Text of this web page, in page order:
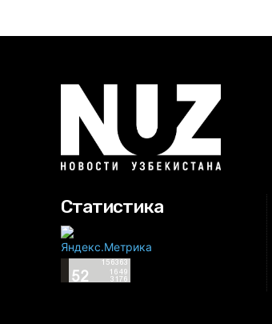
Статистика